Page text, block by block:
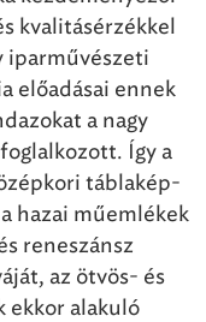
kvalitásérzékkel
iparművészeti
előadásai ennek
a nagy
Így a
táblakép-
hazai műemlékek
reneszánsz
az ötvös- és
ekkor alakuló